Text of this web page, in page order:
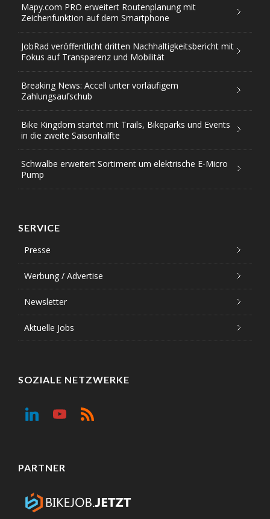
Mapy.com PRO erweitert Routenplanung mit
Zeichenfunktion auf dem Smartphone
JobRad veröffentlicht dritten Nachhaltigkeitsbericht mit
Fokus auf Transparenz und Mobilität
Breaking News: Accell unter vorläufigem
Zahlungsaufschub
Bike Kingdom startet mit Trails, Bikeparks und Events
in die zweite Saisonhälfte
Schwalbe erweitert Sortiment um elektrische E-Micro
Pump
SERVICE
Presse
Werbung / Advertise
Newsletter
Aktuelle Jobs
SOZIALE NETZWERKE
PARTNER